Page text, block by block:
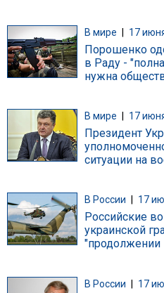
В мире 17
Порошенко
в Раду -
нужна
В мире 17
Президент
ситуации на
В России 17
Российские
украинской
"продолжении
В России | 17